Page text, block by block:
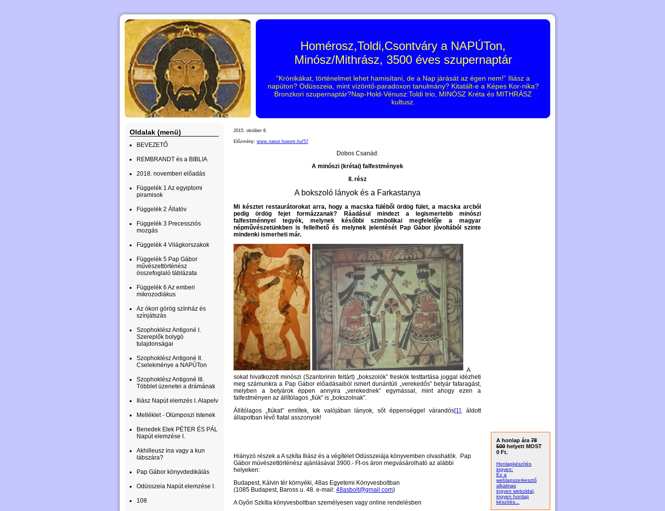
Homérosz,Toldi,Csontváry a NAPÚTon,
Minósz/Mithrász, 3500 éves szupernaptár
“Krónikákat, történelmet lehet hamisítani, de a Nap járását az égen nem!” Iliász a
napúton? Odüsszeia, mint vízöntő-paradoxon tanulmány? Kitatált-e a Képes Kor-nika?
Bronzkori szupernaptár?Nap-Hold-Vénusz:Toldi trio, MINÓSZ Kréta és MITHRÁSZ
kultusz.
Oldalak (menü)
BEVEZETŐ
REMBRANDT és a BIBLIA
2018. novemberi előadás
Függelék 1 Az egyiptomi
piramisok
Függelék 2 Állatöv
Függelék 3 Precessziós
mozgás
Függelék 4 Világkorszakok
Függelék 5 Pap Gábor
művészettörténész
összefoglaló táblázata
Függelék 6 Az emberi
mikrozodiákus
Az ókori görög színház és
színjátszás
Szophoklész Antigoné I.
Szereplők bolygó
tulajdonságai
Szophoklész Antigoné II.
Cselekménye a NAPÚTon
Szophoklész Antigoné III.
Többlet üzenetei a drámának
Iliász Napút elemzés I. Alapelv
Melléklet - Olümposzi Istenek
Benedek Elek PÉTER ÉS PÁL
Napút elemzése I.
Akhilleusz ina vagy a kun
lábszára?
Pap Gábor könyvdedikálás
Odüsszeia Napút elemzése I.
108
2015. október 8.
Előzmény: www.naput.hupont.hu/57
Dobos Csanád:
A minószi (krétai) falfestmények
II. rész
A bokszoló lányok és a Farkastanya
Mi késztet restaurátorokat arra, hogy a macska füléből ördög fület, a macska arcból
pedig ördög fejet formázzanak? Ráadásul mindezt a legismertebb minószi
falfestménnyel tegyék, melynek későbbi szimbolikai megfelelője a magyar
népművészetünkben is fellelhető és melynek jelentését Pap Gábor jóvoltából szinte
mindenki ismerheti már.
A
sokat hivatkozott minószi (Szantorinin feltárt) „bokszolók” freskók testtartása joggal idézheti
meg számunkra a Pap Gábor előadásaiból ismert dunántúli „verekedős” betyár fafaragást,
melyben a betyárok éppen annyira „verekednek” egymással, mint ahogy ezen a
falfestményen az állítólagos „fiúk” is „bokszolnak”.
Állítólagos „fiúkat” említek, kik valójában lányok, sőt éppenséggel várandós[1], áldott
állapotban lévő fiatal asszonyok!
Hiányzó részek a A szkíta Iliász és a végítélet Odüsszeiája könyvemben olvashatók. Pap
Gábor múvészettörténész ajánlásával 3900.- Ft-os áron megvásárolható az alábbi
helyeken:
Budapest, Kálvin tér környéki, 48as Egyetemi Könyvesboltban
(1085 Budapest, Baross u. 48. e-mail: 48asbolt@gmail.com)
A Győri Szkítia könyvesboltban személyesen vagy online rendelésben
A honlap ára 78
500 helyett MOST
0 Ft.
Honlapkészítés
ingyen:
Ez a
weblapszerkesztő
alkalmas
ingyen weboldal,
ingyen honlap
készítés...